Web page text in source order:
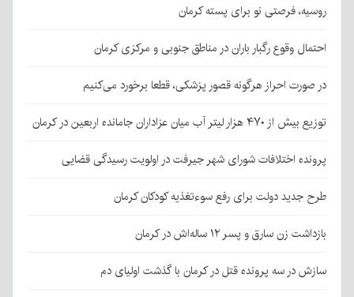
روسیه، فرصتی نو برای پسته کرمان
احتمال وقوع رگبار باران در مناطق جنوبی و مرکزی کرمان
در صورت احراز هرگونه قصور پزشکی، قطعا برخورد می‌کنیم
توزیع بیش از ۴۷۰ هزار لیتر آب میان عزاداران جامانده اربعین در کرمان
پرونده اختلافات شورای شهر جیرفت در اولویت رسیدگی قضایی
طرح جدید دولت برای رفع سوءتغذیه کودکان کرمان
بازداشت زن سارق و پسر ۱۲ ساله‌اش در کرمان
سازش در سه پرونده قتل در کرمان با گذشت اولیای دم